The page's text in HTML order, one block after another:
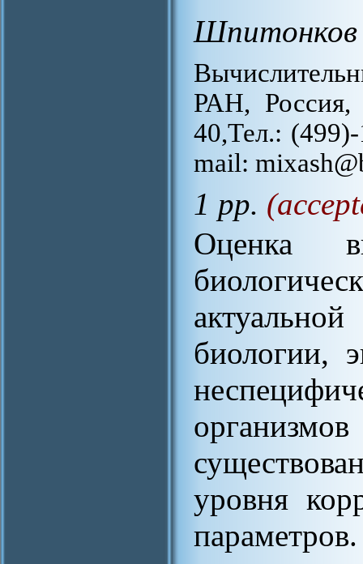
РАН, Россия,
40,Тел.:
mail:
1 pp.
Оценка
биологии,
уровня